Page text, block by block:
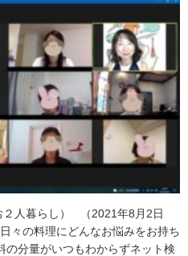
人暮らし） （2021年8月2日
の料理にどんなお悩みをお持ち
分量がいつもわからずネット検